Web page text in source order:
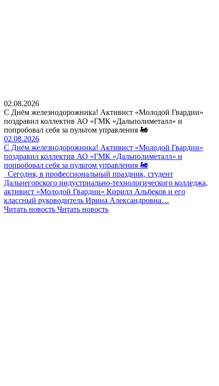
02.08.2026
С Днём железнодорожника! Активист «Молодой Гвардии»
поздравил коллектив АО «ГМК «Дальполиметалл» и
попробовал себя за пультом управления 🚂
02.08.2026
С Днём железнодорожника! Активист «Молодой Гвардии»
поздравил коллектив АО «ГМК «Дальполиметалл» и
попробовал себя за пультом управления 🚂
Сегодня, в профессиональный праздник, студент
Дальнегорского индустриально-технологического колледжа,
активист «Молодой Гвардии» Кирилл Альбеков и его
классный руководитель Ирина Александровна…
Читать новость Читать новость